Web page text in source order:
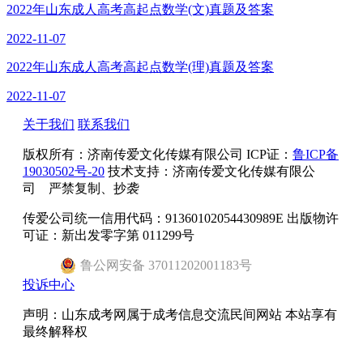
2022年山东成人高考高起点数学(文)真题及答案
2022-11-07
2022年山东成人高考高起点数学(理)真题及答案
2022-11-07
关于我们 联系我们
版权所有： 济南传爱文化传媒有限公司 ICP证： 鲁ICP备
19030502号-20 技术支持：济南传爱文化传媒有限公
司 严禁复制、抄袭
传爱公司统一信用代码：91360102054430989E 出版物许
可证：新出发零字第 011299号
鲁公网安备 37011202001183号
投诉中心
声明：山东成考网属于成考信息交流民间网站 本站享有
最终解释权